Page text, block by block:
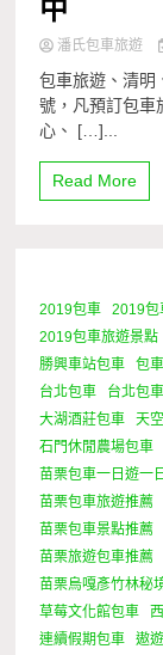
潘氏包車旅遊
包車旅遊、清明
號，凡預訂包車
心、 […]...
Read More
0 Minutes
2019包車 2019包
2019包車旅遊景點
勝興車站包車
包
台北包車
台北包
大湖酒莊包車
天
石門休閒農場包車
苗栗包車一日遊一
苗栗包車旅遊推薦
苗栗包車景點推薦
苗栗旅遊包車推薦
苗栗烏嘎彥竹林秘
草莓文化館包車
連續假期包車
遨